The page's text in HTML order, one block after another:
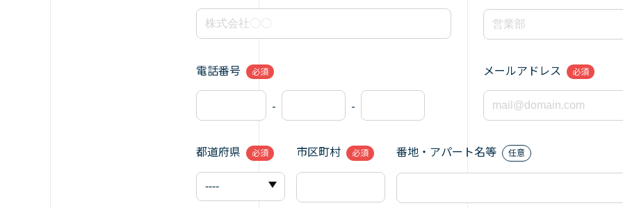
電話番号 必須
- -
メールアドレス 必須
都道府県 必須 市区町村 必須 番地・アパート名等 任意